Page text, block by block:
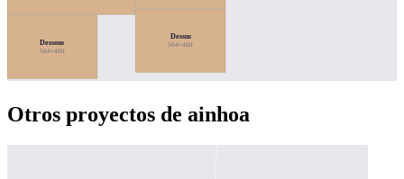
Dessus
564×400
Dessous
564×400
Otros proyectos de ainhoa